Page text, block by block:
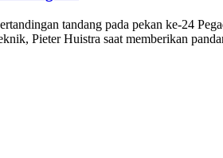
tandang pada pekan ke-24
Pieter Huistra saat memberikan